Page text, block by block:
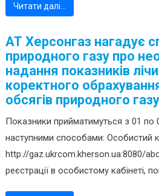
Читати далі…
АТ Херсонгаз нагадує
природного газу про
надання показників
коректного
обсягів природного газу
Показники прийматимуться з 01 по
наступними способами: Особистий
http://gaz.ukrcom.kherson.ua:8080/
реєстрації в особистому кабінеті,